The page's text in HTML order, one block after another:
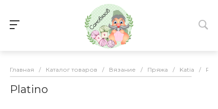
Главная / Каталог товаров / Вязание / Пряжа / Katia /
Platino